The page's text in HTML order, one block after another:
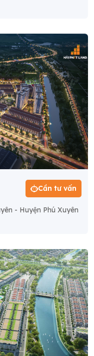
Cần tư vấn
- Huyện Phú Xuyên